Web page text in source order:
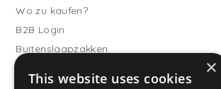
Wo zu kaufen?
B2B Login
Buitenslaapzakken
×
This website uses cookies